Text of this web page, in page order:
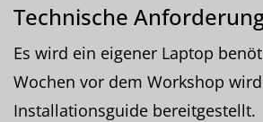
Technische
Es wird ein eigener Laptop
Wochen vor dem Workshop
Installationsguide bereitgestellt.